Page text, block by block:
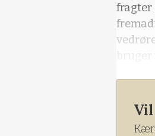
fragter
bruger